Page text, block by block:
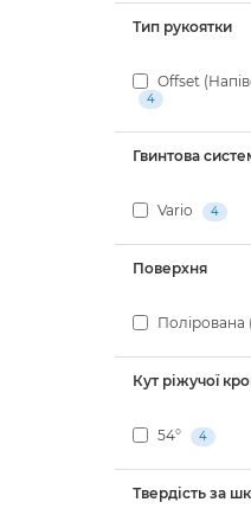
Тип рукоятки
Offset
4
Гвинтова
Vario 4
Поверхня
Полірована
Кут ріжучої
54° 4
Твердість за